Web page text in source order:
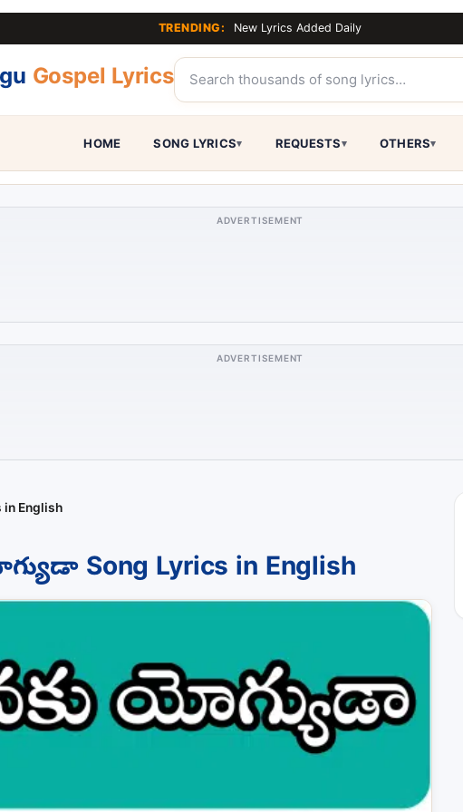
TRENDING: New Lyrics Added Daily
Gospel Lyrics
HOME SONG LYRICS REQUESTS OTHERS
ADVERTISEMENT
ADVERTISEMENT
English
Song Lyrics in English